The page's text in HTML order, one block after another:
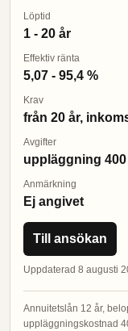
Löptid
1 - 20 år
Effektiv ränta
5,07 - 95,4 %
Krav
från 20 år,
Avgifter
uppläggning
Anmärkning
Ej angivet
Till ansökan
Uppdaterad 8 augusti
Annuitetslån 12 år,
uppläggningskostnad